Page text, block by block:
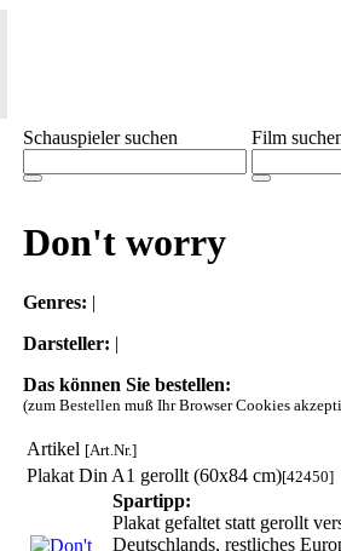
Schauspieler suchen Film
Don't worry
Genres: |
Darsteller: |
Das können Sie bestellen:
(zum Bestellen muß Ihr Browser Cookies
Artikel [Art.Nr.]
Plakat Din A1 gerollt (60x84 cm)[42450]
Spartipp:
Plakat gefaltet statt gerollt
Deutschlands, restliches